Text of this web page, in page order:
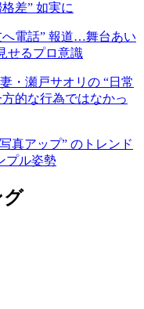
差” 如実に
へ電話” 報道…舞台あい
せるプロ意識
・瀬戸サオリの “日常
的な行為ではなかっ
真アップ” のトレンド
プル姿勢
グ